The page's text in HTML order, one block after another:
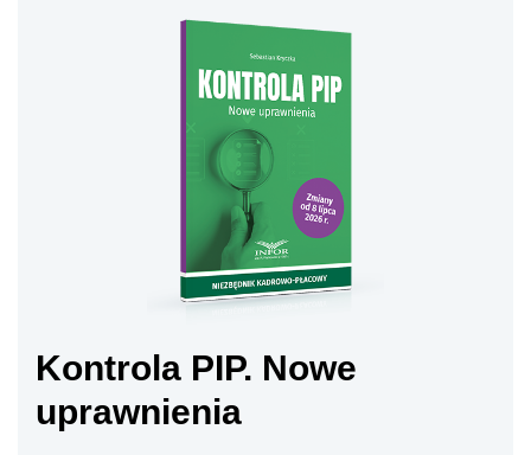
Kontrola PIP. Nowe
uprawnienia